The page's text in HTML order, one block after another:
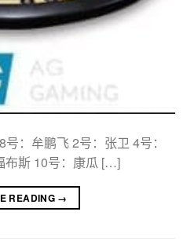
：牟鹏飞 2号：张卫 4号：
布斯 10号：康瓜 […]
READING →